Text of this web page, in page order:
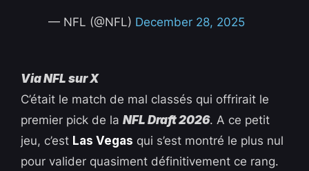
— NFL (@NFL) December 28, 2025
Via NFL sur X
C’était le match de mal classés qui offrirait le
premier pick de laNFL Draft 2026. A ce petit
jeu, c’est Las Vegas qui s’est montré le plus nul
pour valider quasiment définitivement ce rang.